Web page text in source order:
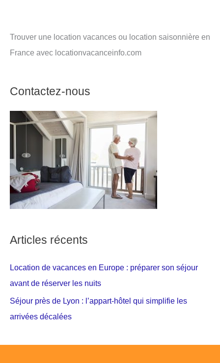
Trouver une location vacances ou location saisonnière en
France avec locationvacanceinfo.com
Contactez-nous
Articles récents
Location de vacances en Europe : préparer son séjour
avant de réserver les nuits
Séjour près de Lyon : l’appart-hôtel qui simplifie les
arrivées décalées